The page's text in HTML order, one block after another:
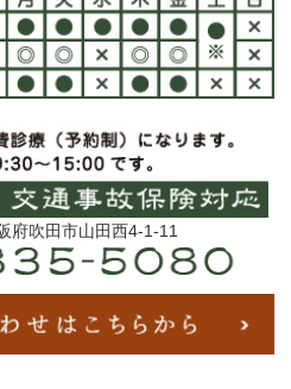
吹田市山田西4-1-11